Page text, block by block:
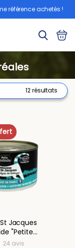
référence achetés !
12 résultats
Jacques
"Petite
24 avis